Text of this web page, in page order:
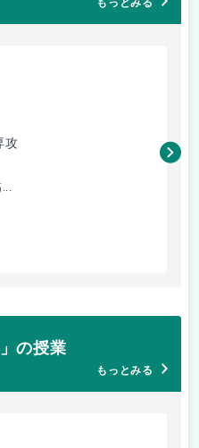
もっとみる
攻
...
加
の授業
もっとみる